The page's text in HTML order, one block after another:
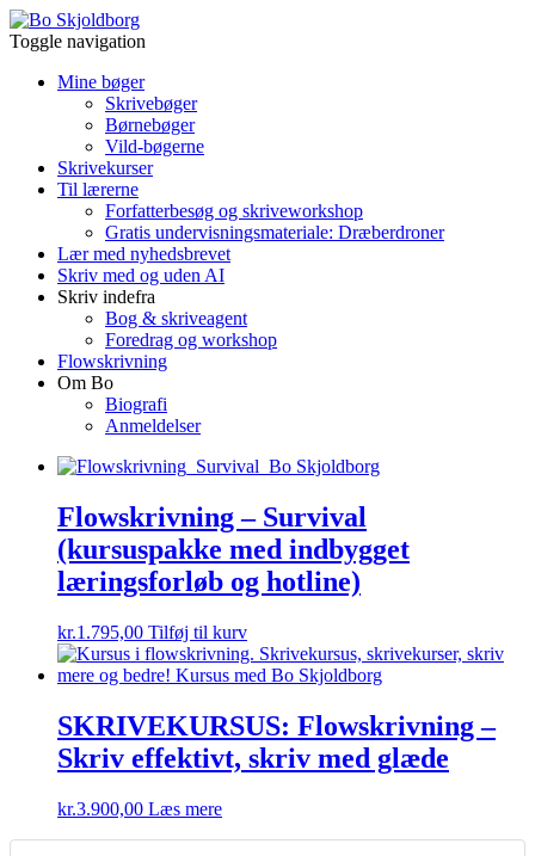
Toggle navigation
Mine bøger
Skrivebøger
Børnebøger
Vild-bøgerne
Skrivekurser
Til lærerne
Forfatterbesøg og skriveworkshop
Gratis undervisningsmateriale: Dræberdroner
Lær med nyhedsbrevet
Skriv med og uden AI
Skriv indefra
Bog & skriveagent
Foredrag og workshop
Flowskrivning
Om Bo
Biografi
Anmeldelser
Flowskrivning – Survival
(kursuspakke med indbygget
læringsforløb og hotline)
kr.1.795,00 Tilføj til kurv
SKRIVEKURSUS: Flowskrivning –
Skriv effektivt, skriv med glæde
kr.3.900,00 Læs mere